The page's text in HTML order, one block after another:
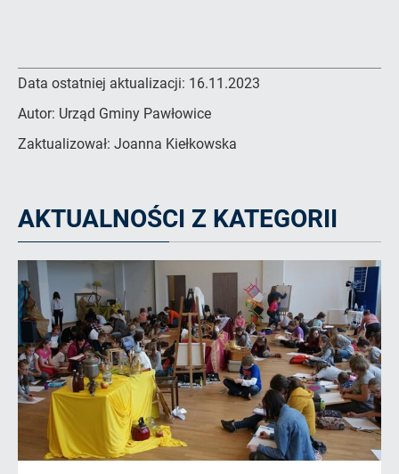
Data ostatniej aktualizacji: 16.11.2023
Autor: Urząd Gminy Pawłowice
Zaktualizował: Joanna Kiełkowska
AKTUALNOŚCI Z KATEGORII